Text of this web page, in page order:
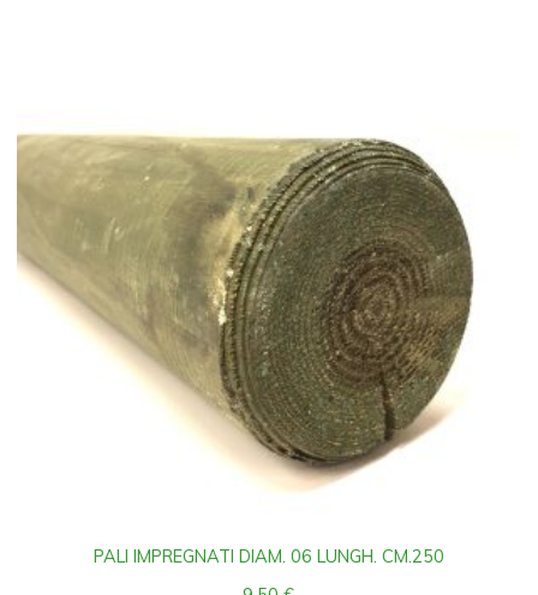
PALI IMPREGNATI DIAM. 06 LUNGH. CM.250